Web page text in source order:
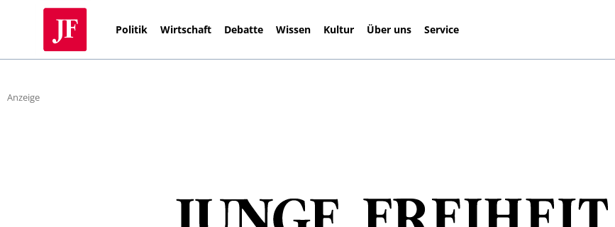
Politik Wirtschaft Debatte Wissen Kultur Über uns Service
Anzeige